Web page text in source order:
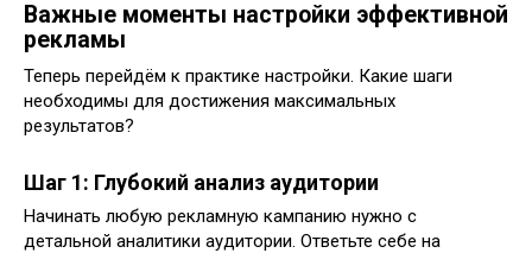
Важные моменты настройки эффективной
рекламы
Теперь перейдём к практике настройки. Какие шаги
необходимы для достижения максимальных
результатов?
Шаг 1: Глубокий анализ аудитории
Начинать любую рекламную кампанию нужно с
детальной аналитики аудитории. Ответьте себе на